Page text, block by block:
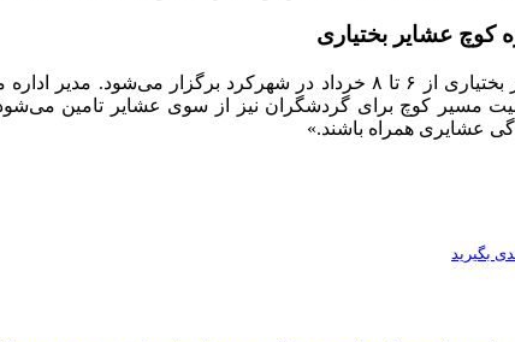
کوچ عشایر بختیاری
دومین جشنواره کوچ عشایر بختیاری از ۶ تا ۸ خرداد در
مسیر کوچ برای گردشگران نیز از سوی عشایر تامین
بگیرید